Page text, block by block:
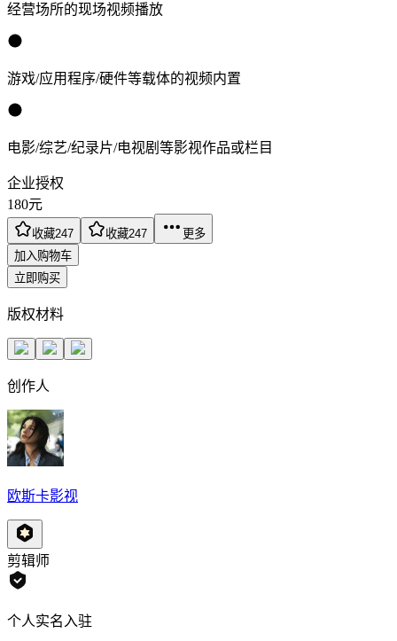
经营场所的现场视频播放
游戏/应用程序/硬件等载体的视频内置
电影/综艺/纪录片/电视剧等影视作品或栏目
企业授权
180元
收藏247 收藏247
更多
加入购物车
立即购买
版权材料
创作人
欧斯卡影视
剪辑师
个人实名入驻